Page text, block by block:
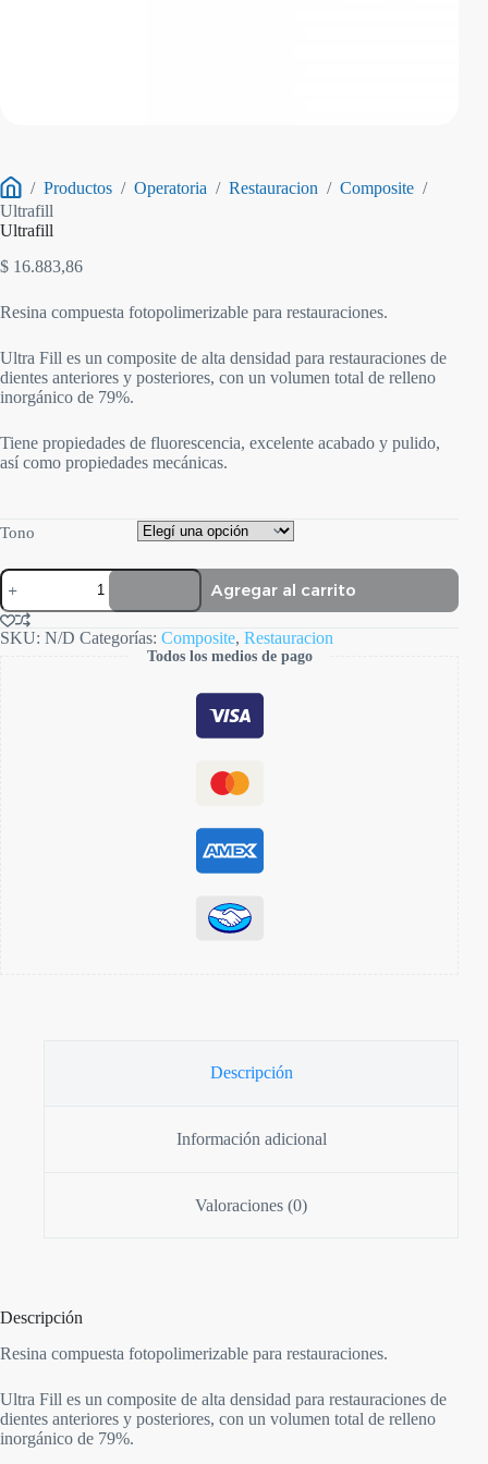
Inicio
/ Productos / Operatoria / Restauracion / Composite /
Ultrafill
Ultrafill
$ 16.883,86
Resina compuesta fotopolimerizable para restauraciones.
Ultra Fill es un composite de alta densidad para restauraciones de
dientes anteriores y posteriores, con un volumen total de relleno
inorgánico de 79%.
Tiene propiedades de fluorescencia, excelente acabado y pulido,
así como propiedades mecánicas.
Tono
Ultrafill
cantidad
Agregar al carrito
SKU: N/D Categorías: Composite, Restauracion
Todos los medios de pago
Descripción
Información adicional
Valoraciones (0)
Descripción
Resina compuesta fotopolimerizable para restauraciones.
Ultra Fill es un composite de alta densidad para restauraciones de
dientes anteriores y posteriores, con un volumen total de relleno
inorgánico de 79%.